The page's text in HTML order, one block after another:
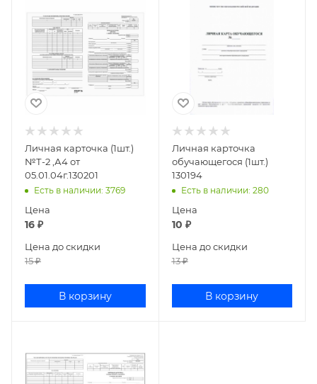
Личная карточка (1шт.)
№Т-2 ,А4 от
05.01.04г.130201
Есть в наличии: 3769
Цена
16 ₽
Цена до скидки
15₽
В корзину
Личная карточка
обучающегося (1шт.)
130194
Есть в наличии: 280
Цена
10 ₽
Цена до скидки
13₽
В корзину